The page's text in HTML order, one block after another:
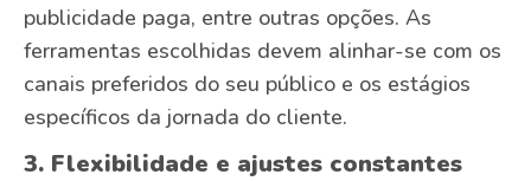
publicidade paga, entre outras opções. As
ferramentas escolhidas devem alinhar-se com os
canais preferidos do seu público e os estágios
específicos da jornada do cliente.
3. Flexibilidade e ajustes constantes